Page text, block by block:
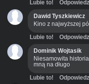
Lubie to! Odpowiedz
Dawid Tyszkiewicz
Kino z najwyższej
Lubie to! Odpowiedz
Dominik Wojtasik
Niesamowita
mną na długo
Lubie to! Odpowiedz